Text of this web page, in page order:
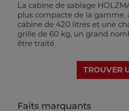
La cabine de sablage
plus compacte de la gamme,
cabine de 420 litres et une
grille de 60 kg, un grand
être traité.
TROUVER
Faits marquants